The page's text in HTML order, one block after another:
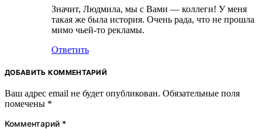
Значит, Людмила, мы с Вами — коллеги! У меня
такая же была история. Очень рада, что не прошла
мимо чьей-то рекламы.
Ответить
ДОБАВИТЬ КОММЕНТАРИЙ
Ваш адрес email не будет опубликован. Обязательные поля
помечены *
Комментарий *